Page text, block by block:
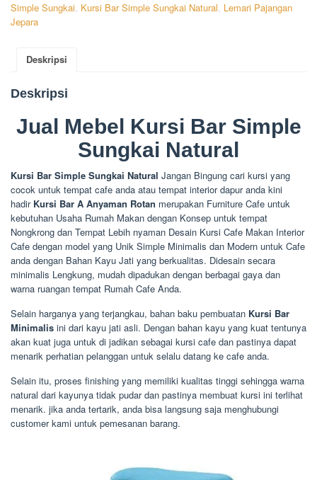
Simple Sungkai Kursi Bar Simple Sungkai Natural Lemari Pajangan
Jepara
Deskripsi
Deskripsi
Jual Mebel Kursi Bar Simple
Sungkai Natural
Kursi Bar Simple Sungkai Natural Jangan Bingung cari kursi yang
cocok untuk tempat cafe anda atau tempat interior dapur anda kini
hadirKursi Bar A Anyaman Rotan merupakan Furniture Cafe untuk
kebutuhan Usaha Rumah Makan dengan Konsep untuk tempat
Nongkrong dan Tempat Lebih nyaman Desain Kursi Cafe Makan Interior
Cafe dengan model yang Unik Simple Minimalis dan Modern untuk Cafe
anda dengan Bahan Kayu Jati yang berkualitas. Didesain secara
minimalis Lengkung, mudah dipadukan dengan berbagai gaya dan
warna ruangan tempat Rumah Cafe Anda.
Selain harganya yang terjangkau, bahan baku pembuatan Kursi Bar
Minimalis ini dari kayu jati asli. Dengan bahan kayu yang kuat tentunya
akan kuat juga untuk di jadikan sebagai kursi cafe dan pastinya dapat
menarik perhatian pelanggan untuk selalu datang ke cafe anda.
Selain itu, proses finishing yang memiliki kualitas tinggi sehingga warna
natural dari kayunya tidak pudar dan pastinya membuat kursi ini terlihat
menarik. jika anda tertarik, anda bisa langsung saja menghubungi
customer kami untuk pemesanan barang.